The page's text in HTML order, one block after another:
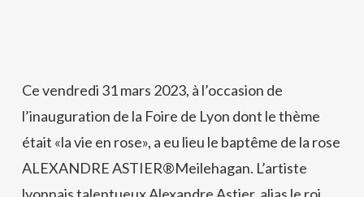
Ce vendredi 31 mars 2023, à l’occasion de
l’inauguration de la Foire de Lyon dont le thème
était «la vie en rose», a eu lieu le baptême de la rose
ALEXANDRE ASTIER®Meilehagan. L’artiste